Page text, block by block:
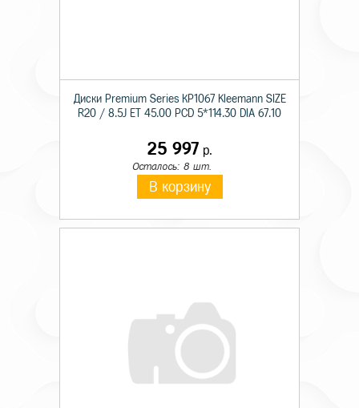
Диски Premium Series КР1067 Kleemann SIZE
R20 / 8.5J ET 45.00 PCD 5*114.30 DIA 67.10
25 997 р.
Осталось: 8 шт.
В корзину